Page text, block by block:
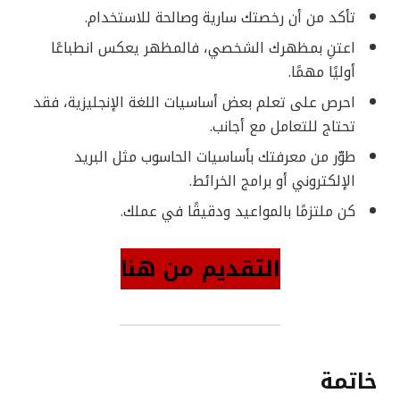
تأكد من أن رخصتك سارية وصالحة للاستخدام.
اعتنِ بمظهرك الشخصي، فالمظهر يعكس انطباعًا
أوليًا مهمًا.
احرص على تعلم بعض أساسيات اللغة الإنجليزية، فقد
تحتاج للتعامل مع أجانب.
طوّر من معرفتك بأساسيات الحاسوب مثل البريد
الإلكتروني أو برامج الخرائط.
كن ملتزمًا بالمواعيد ودقيقًا في عملك.
التقديم من هنا
خاتمة